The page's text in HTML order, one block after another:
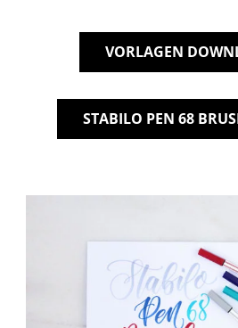
VORLAGEN
STABILO PEN 68